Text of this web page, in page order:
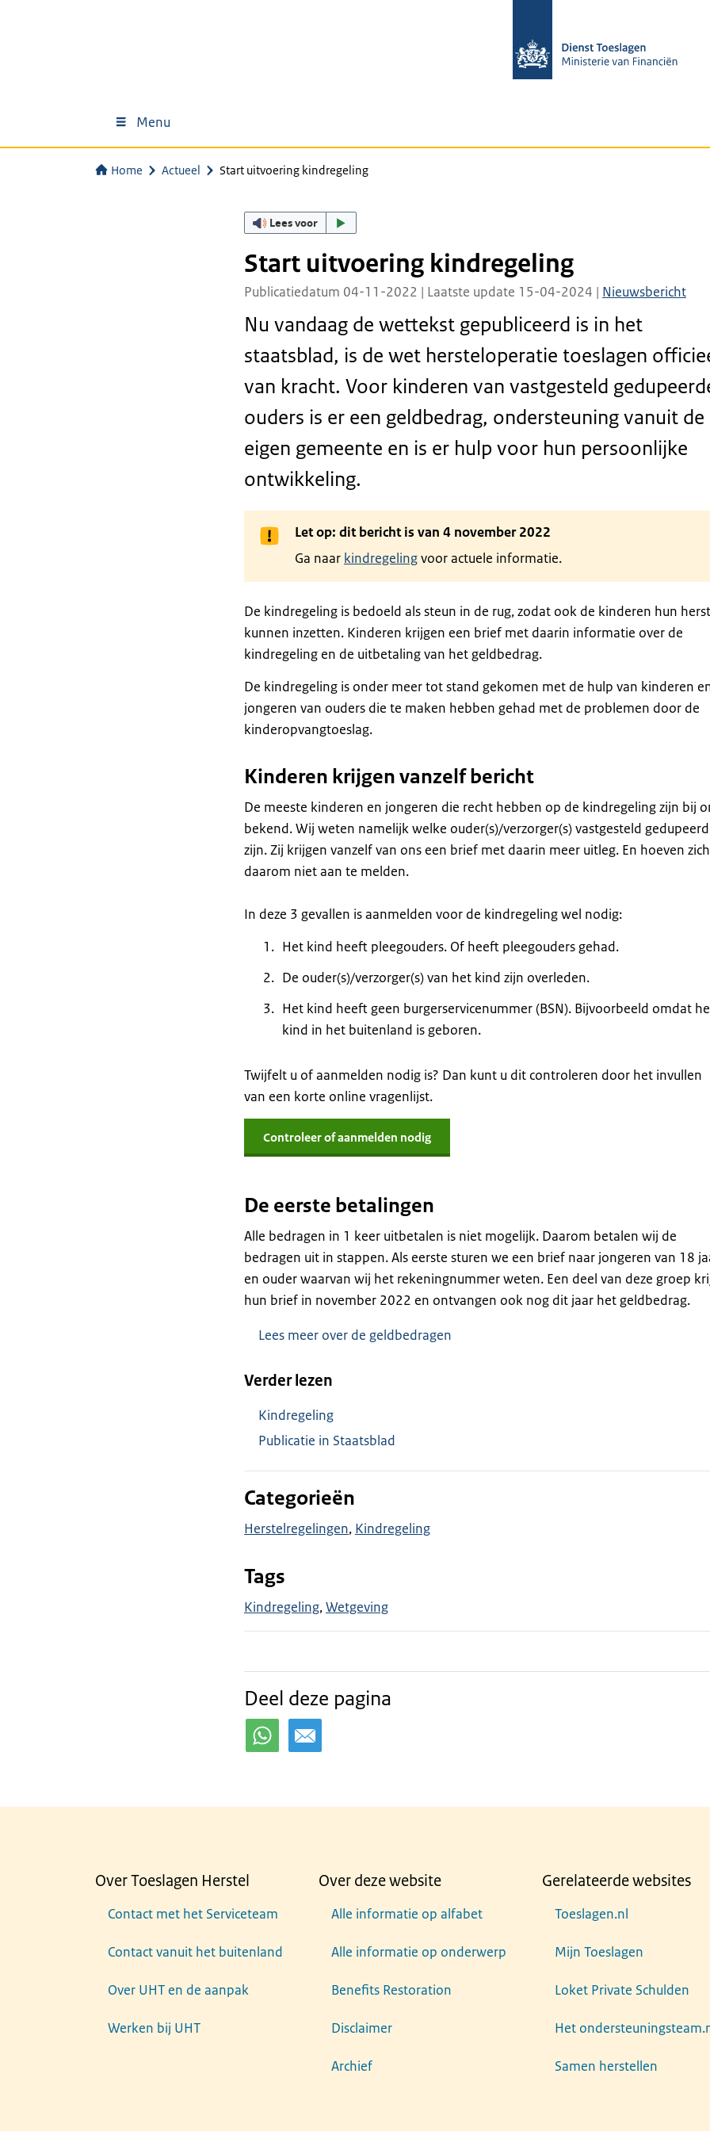
Menu
Home Actueel Start uitvoering kindregeling
Lees voor
Start uitvoering kindregeling
Publicatiedatum 04-11-2022 | Laatste update 15-04-2024 | Nieuwsbericht
Nu vandaag de wettekst gepubliceerd is in het
staatsblad, is de wet hersteloperatie toeslagen
van kracht. Voor kinderen van vastgesteld
ouders is er een geldbedrag, ondersteuning vanuit de
eigen gemeente en is er hulp voor hun persoonlijke
ontwikkeling.
Let op: dit bericht is van 4 november 2022
Ga naar kindregelingvoor actuele informatie.
De kindregeling is bedoeld als steun in de rug, zodat ook de kinderen hun
kunnen inzetten. Kinderen krijgen een brief met daarin informatie over de
kindregeling en de uitbetaling van het geldbedrag.
De kindregeling is onder meer tot stand gekomen met de hulp van kinderen
jongeren van ouders die te maken hebben gehad met de problemen door de
kinderopvangtoeslag.
Kinderen krijgen vanzelf bericht
De meeste kinderen en jongeren die recht hebben op de kindregeling zijn bij
bekend. Wij weten namelijk welke ouder(s)/verzorger(s) vastgesteld gedupeerd
zijn. Zij krijgen vanzelf van ons een brief met daarin meer uitleg. En hoeven zich
daarom niet aan te melden.
In deze 3 gevallen is aanmelden voor de kindregeling wel nodig:
Het kind heeft pleegouders. Of heeft pleegouders gehad.
De ouder(s)/verzorger(s) van het kind zijn overleden.
Het kind heeft geen burgerservicenummer (BSN). Bijvoorbeeld omdat
kind in het buitenland is geboren.
Twijfelt u of aanmelden nodig is? Dan kunt u dit controleren door het invullen
van een korte online vragenlijst.
Controleer of aanmelden nodig
De eerste betalingen
Alle bedragen in 1 keer uitbetalen is niet mogelijk. Daarom betalen wij de
bedragen uit in stappen. Als eerste sturen we een brief naar jongeren van 18
en ouder waarvan wij het rekeningnummer weten. Een deel van deze groep
hun brief in november 2022 en ontvangen ook nog dit jaar het geldbedrag.
Lees meer over de geldbedragen
Verder lezen
Kindregeling
Publicatie in Staatsblad
Categorieën
Herstelregelingen Kindregeling
Tags
Kindregeling Wetgeving
Deel deze pagina
Over Toeslagen Herstel
Contact met het Serviceteam
Contact vanuit het buitenland
Over UHT en de aanpak
Werken bij UHT
Over deze website
Alle informatie op alfabet
Alle informatie op onderwerp
Benefits Restoration
Disclaimer
Archief
Gerelateerde websites
Toeslagen.nl
Mijn Toeslagen
Loket Private Schulden
Het
Samen herstellen